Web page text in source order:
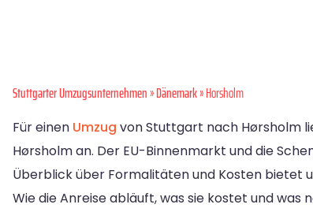
Stuttgarter Umzugsunternehmen»Dänemark» Horsholm
Für einen Umzug von Stuttgart nach Hørsholm
Hørsholm an. Der EU-Binnenmarkt und die
Überblick über Formalitäten und Kosten bietet
Wie die Anreise abläuft, was sie kostet und